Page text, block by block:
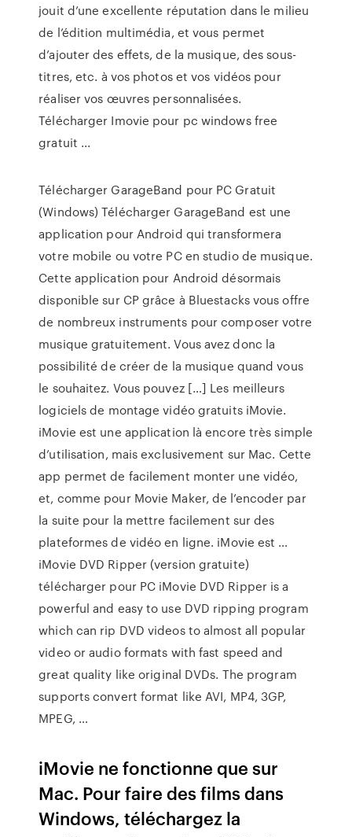
jouit d’une excellente réputation dans le milieu
de l’édition multimédia, et vous permet
d’ajouter des effets, de la musique, des sous-
titres, etc. à vos photos et vos vidéos pour
réaliser vos œuvres personnalisées.
Télécharger Imovie pour pc windows free
gratuit ...
Télécharger GarageBand pour PC Gratuit
(Windows) Télécharger GarageBand est une
application pour Android qui transformera
votre mobile ou votre PC en studio de musique.
Cette application pour Android désormais
disponible sur CP grâce à Bluestacks vous offre
de nombreux instruments pour composer votre
musique gratuitement. Vous avez donc la
possibilité de créer de la musique quand vous
le souhaitez. Vous pouvez […] Les meilleurs
logiciels de montage vidéo gratuits iMovie.
iMovie est une application là encore très simple
d’utilisation, mais exclusivement sur Mac. Cette
app permet de facilement monter une vidéo,
et, comme pour Movie Maker, de l’encoder par
la suite pour la mettre facilement sur des
plateformes de vidéo en ligne. iMovie est …
iMovie DVD Ripper (version gratuite)
télécharger pour PC iMovie DVD Ripper is a
powerful and easy to use DVD ripping program
which can rip DVD videos to almost all popular
video or audio formats with fast speed and
great quality like original DVDs. The program
supports convert format like AVI, MP4, 3GP,
MPEG, …
iMovie ne fonctionne que sur
Mac. Pour faire des films dans
Windows, téléchargez la